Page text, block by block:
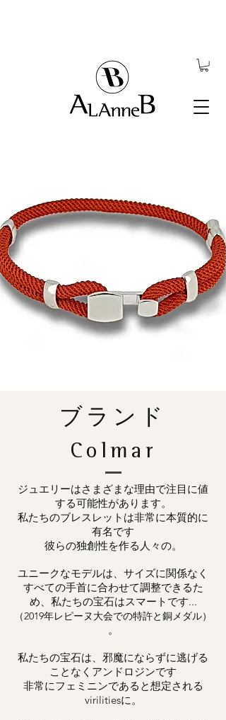
ブランド
Colmar
ジュエリーはさまざまな理由で注目に値
する可能性があります。
私たちのブレスレットは非常に本質的に
有名です
彼らの独創性を作る人々の。
ユニークなモデルは、サイズに関係なく
すべての手首に合わせて調整できるた
め、私たちの宝石はスマートです...
（2019年レピーヌ大会での特許と銅メダル）
。
私たちの宝石は、邪魔にならずに逃げる
ことなくアンドロジンです
非常にフェミニンであると想定される
virilitiesに。